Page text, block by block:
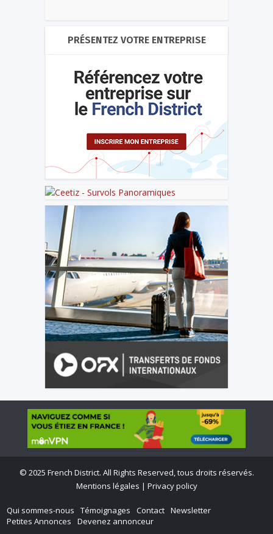
PRÉSENTEZ VOTRE ENTREPRISE
© 2025 French District. All Rights Reserved, tous droits réservés.
Mentions légales | Privacy policy
Qui sommes-nous Témoignages Contact Newsletter
Petites Annonces
Devenez annonceur